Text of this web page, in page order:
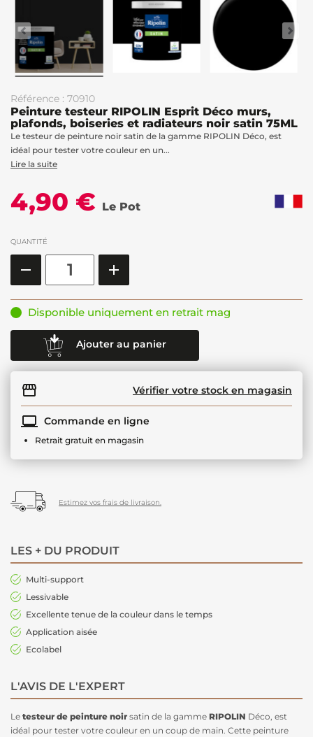
Référence : 70910
Peinture testeur RIPOLIN Esprit Déco murs,
plafonds, boiseries et radiateurs noir satin 75ML
Le testeur de peinture noir satin de la gamme RIPOLIN Déco, est
idéal pour tester votre couleur en un...
Lire la suite
4,90 € Le Pot
QUANTITÉ
Disponible uniquement en retrait mag
Ajouter au panier
Vérifier votre stock en magasin
Commande en ligne
Retrait gratuit en magasin
Estimez vos frais de livraison.
LES + DU PRODUIT
Multi-support
Lessivable
Excellente tenue de la couleur dans le temps
Application aisée
Ecolabel
L'AVIS DE L'EXPERT
Le testeur de peinture noir satin de la gamme RIPOLIN Déco, est
idéal pour tester votre couleur en un coup de main. Cette peinture